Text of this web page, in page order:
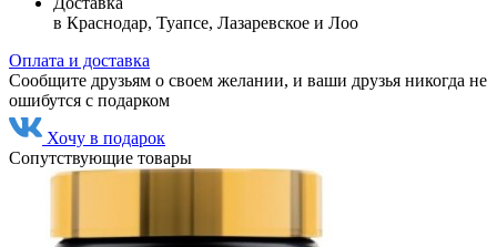
в Краснодар, Туапсе, Лазаревское и Лоо
Оплата и доставка
Сообщите друзьям о своем желании, и ваши друзья никогда не
ошибутся с подарком
Хочу в подарок
Сопутствующие товары